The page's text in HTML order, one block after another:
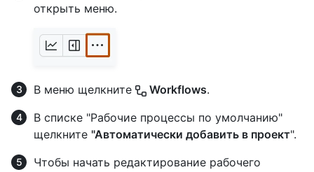
открыть меню.
В меню щелкните Workflows.
В списке "Рабочие процессы по умолчанию"
щелкните "Автоматически добавить в проект".
Чтобы начать редактирование рабочего